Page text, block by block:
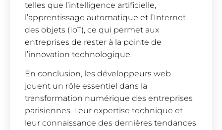
telles que l’intelligence artificielle,
l’apprentissage automatique et l’Internet
des objets (IoT), ce qui permet aux
entreprises de rester à la pointe de
l’innovation technologique.
En conclusion, les développeurs web
jouent un rôle essentiel dans la
transformation numérique des entreprises
parisiennes. Leur expertise technique et
leur connaissance des dernières tendances